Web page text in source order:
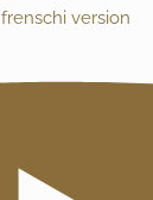
version